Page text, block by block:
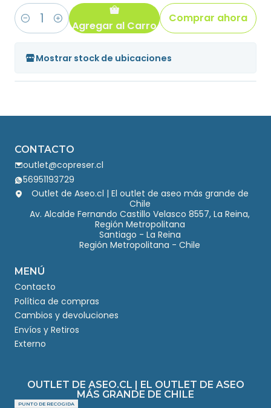
Cantidad Agregar al Carro
Comprar ahora
Mostrar stock de ubicaciones
CONTACTO
outlet@copreser.cl
56951193729
Outlet de Aseo.cl | El outlet de aseo más grande de
Chile
Av. Alcalde Fernando Castillo Velasco 8557, La Reina,
Región Metropolitana
Santiago - La Reina
Región Metropolitana - Chile
MENÚ
Contacto
Política de compras
Cambios y devoluciones
Envíos y Retiros
Externo
OUTLET DE ASEO.CL | EL OUTLET DE ASEO
MÁS GRANDE DE CHILE
PUNTO DE RECOGIDA